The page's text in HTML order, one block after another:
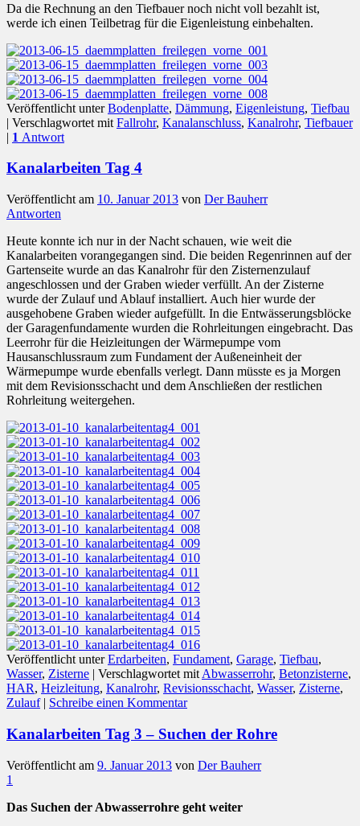
Da die Rechnung an den Tiefbauer noch nicht voll bezahlt ist,
werde ich einen Teilbetrag für die Eigenleistung einbehalten.
Veröffentlicht unter Bodenplatte, Dämmung, Eigenleistung, Tiefbau
| Verschlagwortet mit Fallrohr, Kanalanschluss, Kanalrohr, Tiefbauer
| 1 Antwort
Kanalarbeiten Tag 4
Veröffentlicht am 10. Januar 2013 von Der Bauherr
Antworten
Heute konnte ich nur in der Nacht schauen, wie weit die
Kanalarbeiten vorangegangen sind. Die beiden Regenrinnen auf der
Gartenseite wurde an das Kanalrohr für den Zisternenzulauf
angeschlossen und der Graben wieder verfüllt. An der Zisterne
wurde der Zulauf und Ablauf installiert. Auch hier wurde der
ausgehobene Graben wieder aufgefüllt. In die Entwässerungsblöcke
der Garagenfundamente wurden die Rohrleitungen eingebracht. Das
Leerrohr für die Heizleitungen der Wärmepumpe vom
Hausanschlussraum zum Fundament der Außeneinheit der
Wärmepumpe wurde ebenfalls verlegt. Dann müsste es ja Morgen
mit dem Revisionsschacht und dem Anschließen der restlichen
Rohrleitung weitergehen.
Veröffentlicht unter Erdarbeiten, Fundament, Garage, Tiefbau,
Wasser, Zisterne | Verschlagwortet mit Abwasserrohr, Betonzisterne,
HAR, Heizleitung, Kanalrohr, Revisionsschacht, Wasser, Zisterne,
Zulauf | Schreibe einen Kommentar
Kanalarbeiten Tag 3 – Suchen der Rohre
Veröffentlicht am 9. Januar 2013 von Der Bauherr
1
Das Suchen der Abwasserrohre geht weiter